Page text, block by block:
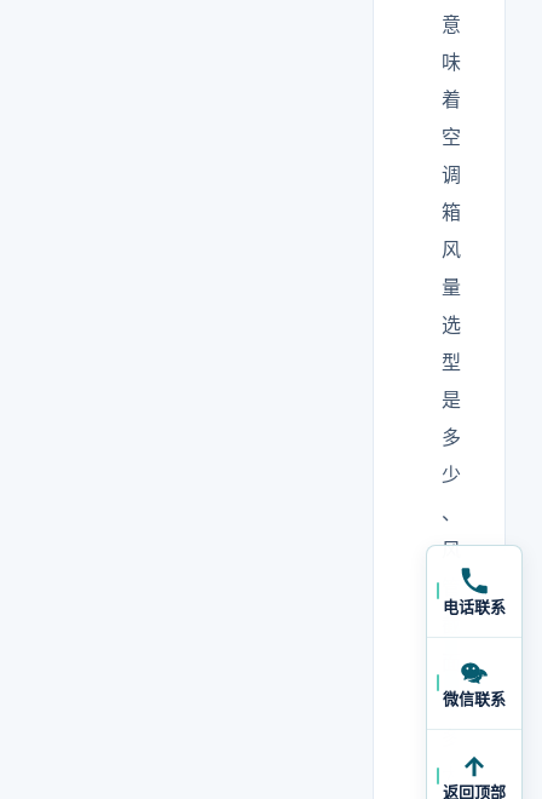
意
味
着
空
调
箱
风
量
选
型
是
多
少
、
风
要
多
电话联系
微信联系
返回顶部